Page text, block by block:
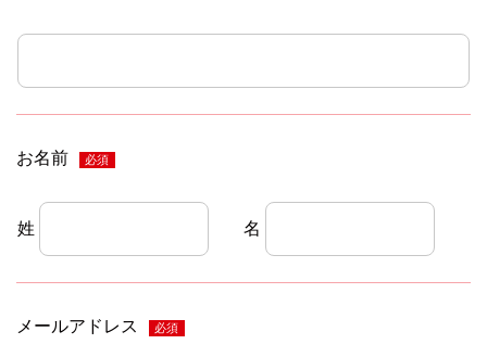
お名前 必須
姓 名
メールアドレス 必須